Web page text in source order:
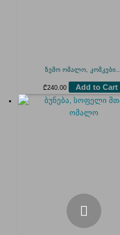
ზემო ომალო, კოშკები...
₾240.00 Add to Cart